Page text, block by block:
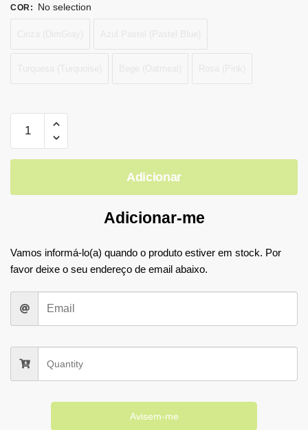
COR : No selection
Adicionar
Adicionar-me
Vamos informá-lo(a) quando o produto estiver em stock. Por
favor deixe o seu endereço de email abaixo.
Avisem-me